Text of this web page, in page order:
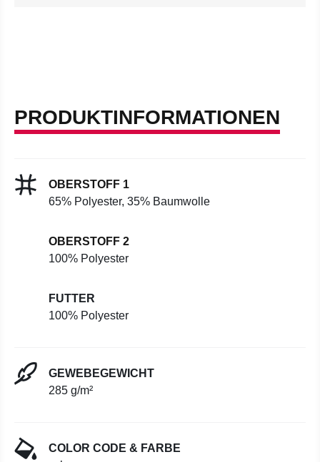
PRODUKTINFORMATIONEN
OBERSTOFF 1
65% Polyester, 35% Baumwolle
OBERSTOFF 2
100% Polyester
FUTTER
100% Polyester
GEWEBEGEWICHT
285 g/m²
COLOR CODE & FARBE